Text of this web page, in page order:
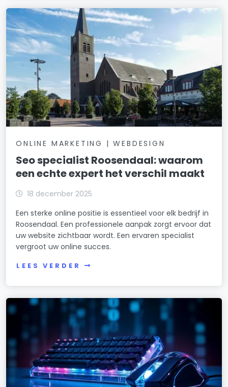
ONLINE MARKETING | WEBDESIGN
Seo specialist Roosendaal: waarom
een echte expert het verschil maakt
18 december 2025
Een sterke online positie is essentieel voor elk bedrijf in
Roosendaal. Een professionele aanpak zorgt ervoor dat
uw website zichtbaar wordt. Een ervaren specialist
vergroot uw online succes.
LEES VERDER